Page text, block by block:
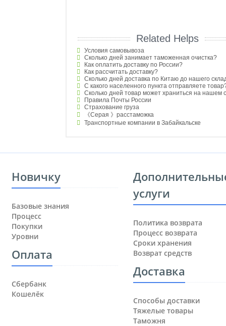
Related Helps
Условия самовывоза
Сколько дней занимает таможенная очистка?
Как оплатить доставку по России?
Как рассчитать доставку?
Сколько дней доставка по Китаю до нашего
С какого населенного пункта отправляете
Сколько дней товар может храниться на нашем
Правила Почты России
Страхование груза
《Серая 》расстаможка
Транспортные компании в Забайкальске
Новичку
Базовые знания
Процесс
Покупки
Уровни
Оплата
Сбербанк
Кошелёк
услуги
Политика возврата
Процесс возврата
Сроки хранения
Возврат средств
Доставка
Способы доставки
Тяжелые товары
Таможня